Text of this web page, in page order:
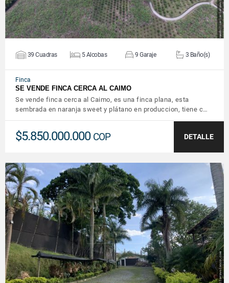
39 Cuadras 5 Alcobas 9 Garaje 3 Baño(s)
Finca
SE VENDE FINCA CERCA AL CAIMO
Se vende finca cerca al Caimo, es una finca plana, esta
sembrada en naranja sweet y plátano en produccion, tiene c…
$5.850.000.000 COP DETALLE
VER DETALLES